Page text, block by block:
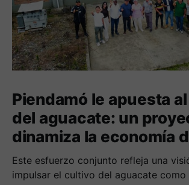
Piendamó le apuesta
del aguacate: un
dinamiza la economía
Este esfuerzo conjunto refleja una
impulsar el cultivo del aguacate